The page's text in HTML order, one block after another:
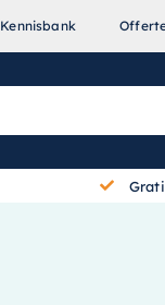
Kennisbank